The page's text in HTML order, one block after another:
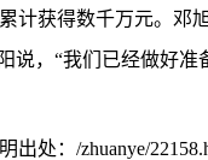
计获得数千万元。邓
说，“我们已经做好准
出处： /zhuanye/